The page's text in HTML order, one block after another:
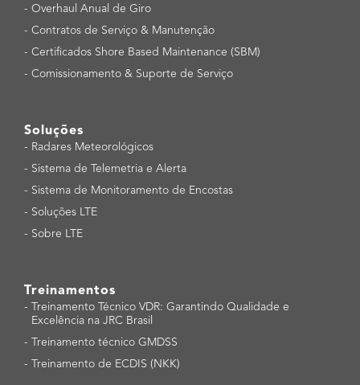
- Overhaul Anual de Giro
- Contratos de Serviço & Manutenção
- Certificados Shore Based Maintenance (SBM)
- Comissionamento & Suporte de Serviço
Soluções
- Radares Meteorológicos
- Sistema de Telemetria e Alerta
- Sistema de Monitoramento de Encostas
- Soluções LTE
- Sobre LTE
Treinamentos
- Treinamento Técnico VDR: Garantindo Qualidade e
Excelência na JRC Brasil
- Treinamento técnico GMDSS
- Treinamento de ECDIS (NKK)